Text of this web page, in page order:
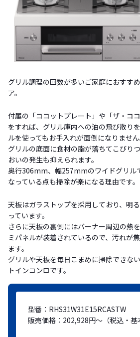
グリル調理の回数が多いご家庭におすす
ア。
付属の「ココットプレート」や「ザ・コ
をすれば、グリル庫内への油の飛び散り
ルを使ってもお手入れが面倒になりません
グリルの底面に食材の脂が落ちてこびり
おいの発生も抑えられます。
奥行306mm、幅257mmのワイドグリル
なっている点も掃除が楽になる理由です。
天板はガラストップを採用しており、明
っています。
さらに天板の裏側にはバーナー周辺の熱
ミパネルが装着されているので、汚れが
ます。
グリルや天板を毎日こまめに掃除できな
トインコンロです。
型番：RHS31W31E15RCASTW
販売価格：202,928円～（税込・基